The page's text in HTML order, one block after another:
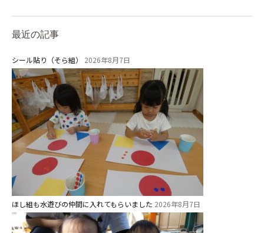
最近の記事
シール貼り（そら組） 2026年8月7日
ほし組も水遊びの仲間に入れてもらいました 2026年8月7日
グループ施設・
関係先リンク
学校法⼈鴨⾕学園 鳳幼稚園
学校法⼈諏訪森学園 諏訪森幼稚
園
⼤阪府私⽴幼稚園連盟
社会福祉法人野田福祉会